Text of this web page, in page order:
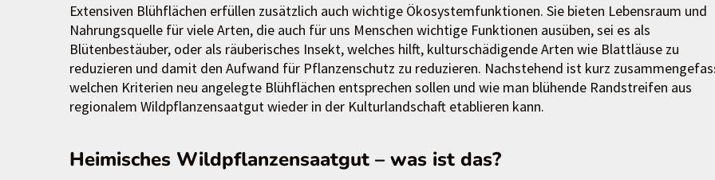
Extensiven Blühflächen erfüllen zusätzlich auch wichtige Ökosystemfunktionen. Sie bieten Lebensraum und
Nahrungsquelle für viele Arten, die auch für uns Menschen wichtige Funktionen ausüben, sei es als
Blütenbestäuber, oder als räuberisches Insekt, welches hilft, kulturschädigende Arten wie Blattläuse zu
reduzieren und damit den Aufwand für Pflanzenschutz zu reduzieren. Nachstehend ist kurz
welchen Kriterien neu angelegte Blühflächen entsprechen sollen und wie man blühende Randstreifen aus
regionalem Wildpflanzensaatgut wieder in der Kulturlandschaft etablieren kann.
Heimisches Wildpflanzensaatgut – was ist das?